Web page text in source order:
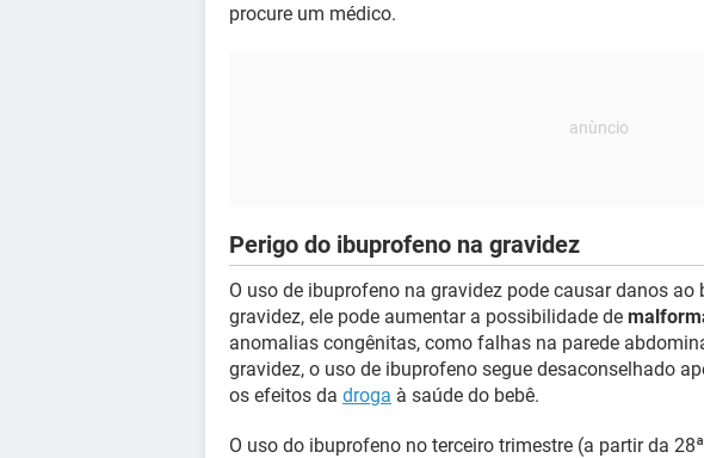
procure um médico.
Perigo do ibuprofeno na gravidez
O uso de ibuprofeno na gravidez pode causar danos ao
gravidez, ele pode aumentar a possibilidade de
anomalias congênitas, como falhas na parede
gravidez, o uso de ibuprofeno segue desaconselhado
os efeitos da droga à saúde do bebê.
O uso do ibuprofeno no terceiro trimestre (a partir da